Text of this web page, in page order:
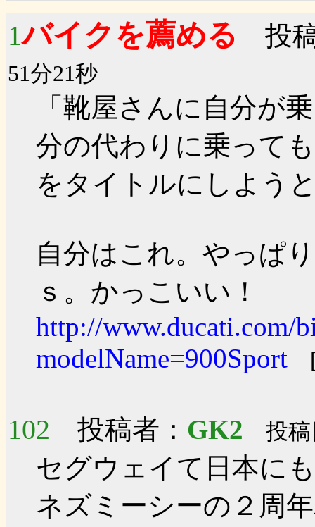
1バイクを薦める 投
51分21秒
「靴屋さんに自分が
分の代わりに乗って
をタイトルにしよう
自分はこれ。やっぱ
ｓ。かっこいい！
http://www.ducati.com/
modelName=900Sport
102 投稿者： GK2 投稿
セグウェイて日本に
ネズミーシーの２周